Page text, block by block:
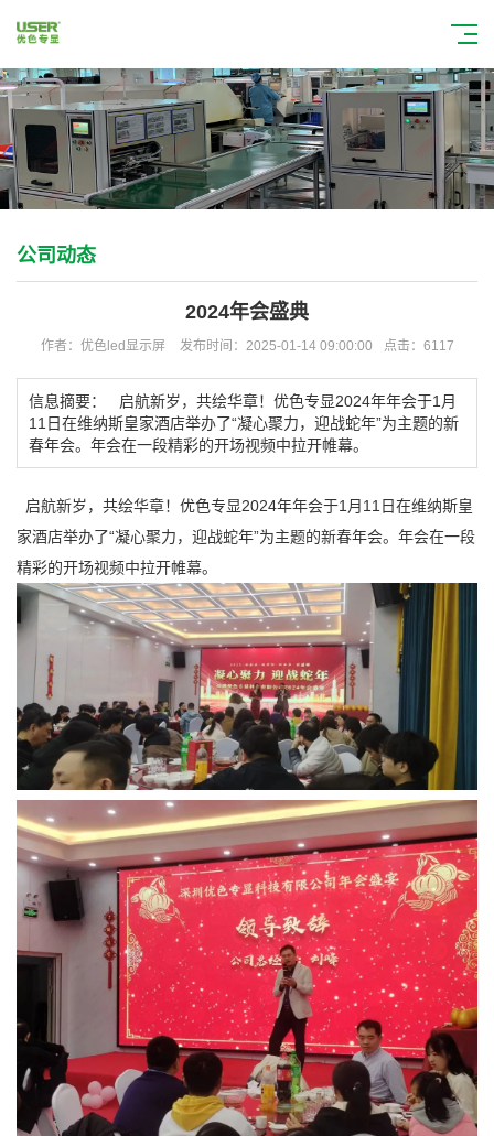
公司动态
2024年会盛典
作者：优色led显示屏 发布时间：2025-01-14 09:00:00 点击：6117
信息摘要：
启航新岁，共绘华章！优色专显2024年年会于1月
11日在维纳斯皇家酒店举办了“凝心聚力，迎战蛇年”为主题的新
春年会。年会在一段精彩的开场视频中拉开帷幕。
启航新岁，共绘华章！优色专显2024年年会于1月11日在维纳斯皇
家酒店举办了“凝心聚力，迎战蛇年”为主题的新春年会。年会在一段
精彩的开场视频中拉开帷幕。